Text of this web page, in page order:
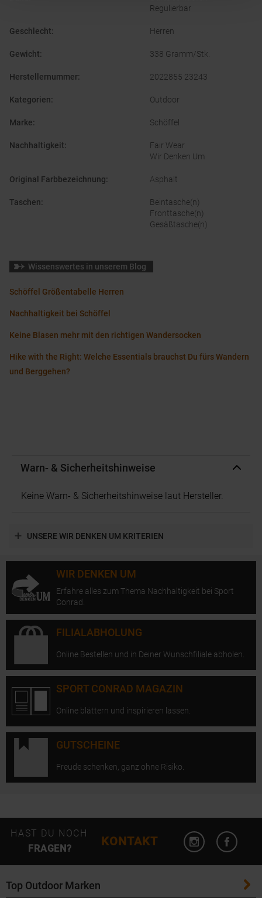
Regulierbar
Geschlecht: Herren
Gewicht: 338 Gramm/Stk.
Herstellernummer: 2022855 23243
Kategorien: Outdoor
Marke: Schöffel
Nachhaltigkeit:
Fair Wear
Wir Denken Um
Original Farbbezeichnung: Asphalt
Taschen:
Beintasche(n)
Fronttasche(n)
Gesäßtasche(n)
Wissenswertes in unserem Blog
Schöffel Größentabelle Herren
Nachhaltigkeit bei Schöffel
Keine Blasen mehr mit den richtigen Wandersocken
Hike with the Right: Welche Essentials brauchst Du fürs Wandern
und Berggehen?
Warn- & Sicherheitshinweise
Keine Warn- & Sicherheitshinweise laut Hersteller.
UNSERE WIR DENKEN UM KRITERIEN
WIR DENKEN UM
Erfahre alles zum Thema Nachhaltigkeit bei Sport
Conrad.
FILIALABHOLUNG
Online Bestellen und in Deiner Wunschfiliale abholen.
SPORT CONRAD MAGAZIN
Online blättern und inspirieren lassen.
GUTSCHEINE
Freude schenken, ganz ohne Risiko.
HAST DU NOCH
FRAGEN?
KONTAKT
Instagram
Top Outdoor Marken